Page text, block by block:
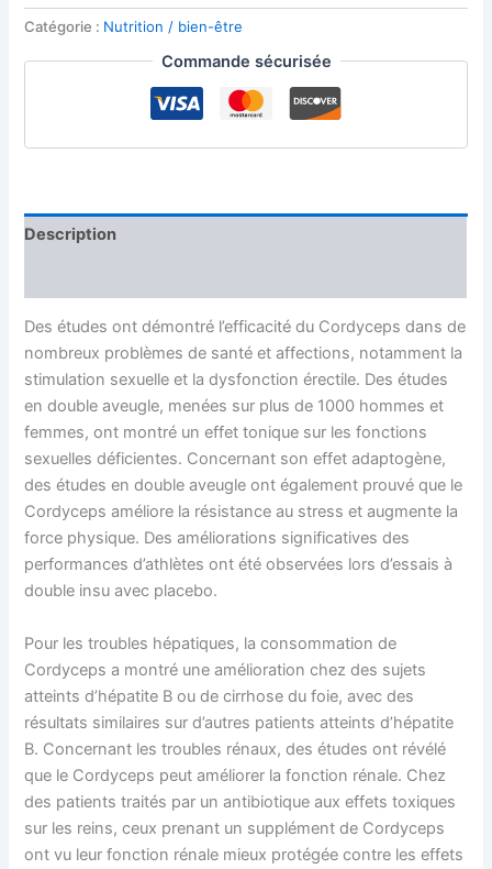
Catégorie : Nutrition / bien-être
Commande sécurisée
Description
Des études ont démontré l’efficacité du Cordyceps dans de
nombreux problèmes de santé et affections, notamment la
stimulation sexuelle et la dysfonction érectile. Des études
en double aveugle, menées sur plus de 1000 hommes et
femmes, ont montré un effet tonique sur les fonctions
sexuelles déficientes. Concernant son effet adaptogène,
des études en double aveugle ont également prouvé que le
Cordyceps améliore la résistance au stress et augmente la
force physique. Des améliorations significatives des
performances d’athlètes ont été observées lors d’essais à
double insu avec placebo.
Pour les troubles hépatiques, la consommation de
Cordyceps a montré une amélioration chez des sujets
atteints d’hépatite B ou de cirrhose du foie, avec des
résultats similaires sur d’autres patients atteints d’hépatite
B. Concernant les troubles rénaux, des études ont révélé
que le Cordyceps peut améliorer la fonction rénale. Chez
des patients traités par un antibiotique aux effets toxiques
sur les reins, ceux prenant un supplément de Cordyceps
ont vu leur fonction rénale mieux protégée contre les effets